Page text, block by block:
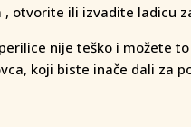
otvorite ili izvadite ladicu
nije teško i možete
koji biste inače dali za